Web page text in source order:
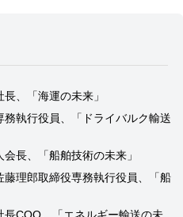
、「海運の未来」
執行役員、「ドライバルク輸送
長、「船舶技術の未来」
理郎取締役専務執行役員、「船